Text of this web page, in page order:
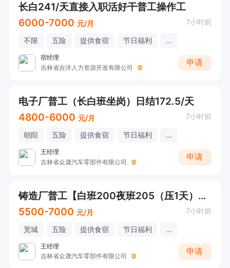
长白241/天直接入职活好干普工操作工
6000-7000 元/月 7小时前
不限 五险 提供食宿 节日福利 ...
宿经理
吉林省吉洋人力资源开发有限公司
申请
电子厂普工（长白班坐岗）日结172.5/天
4800-6000 元/月 7小时前
朝阳 五险 提供食宿 节日福利 ...
王经理
吉林省众晟汽车零部件有限公司
申请
铸造厂普工【白班200夜班205（压1天）工时稳定
5500-7000 元/月 7小时前
宽城 五险 提供食宿 节日福利 ...
王经理
吉林省众晟汽车零部件有限公司
申请